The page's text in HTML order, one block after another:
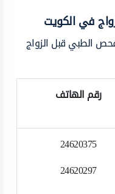
في الكويت
الطبي قبل الزواج
رقم الهاتف
24620375
24620297